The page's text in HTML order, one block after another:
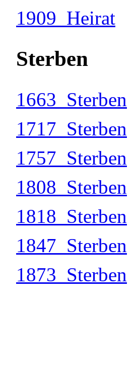
1909_Heirat
Sterben
1663_Sterben
1717_Sterben
1757_Sterben
1808_Sterben
1818_Sterben
1847_Sterben
1873_Sterben